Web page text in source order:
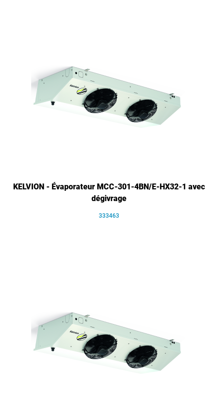
KELVION - Évaporateur MCC-301-4BN/E-HX32-1 avec
dégivrage
333463